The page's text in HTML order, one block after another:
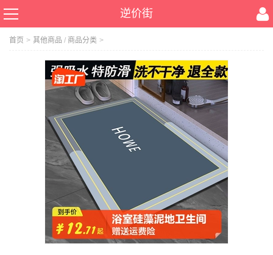
逆价街
首页 > 其他商品 / 商品分类 >